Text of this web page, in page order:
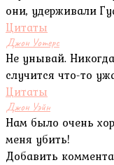
они, удерживали
Цитаты
Джон Уотерс
Не унывай.
случится что-то
Цитаты
Джон Уэйн
Нам было очень
меня убить!
Добавить